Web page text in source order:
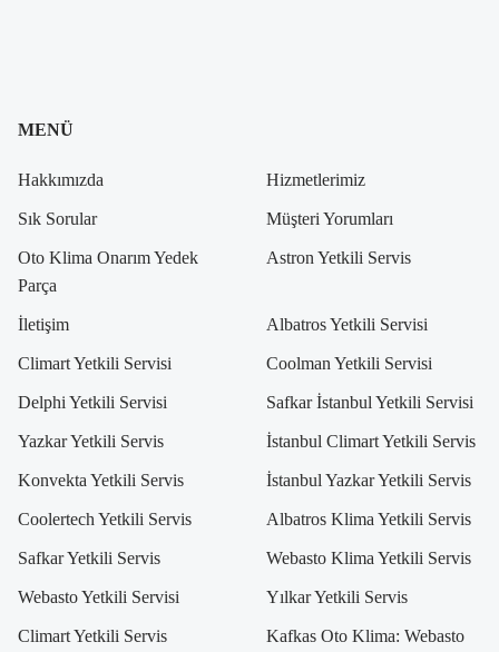
MENÜ
Hakkımızda Hizmetlerimiz
Sık Sorular Müşteri Yorumları
Oto Klima Onarım Yedek
Parça
Astron Yetkili Servis
İletişim Albatros Yetkili Servisi
Climart Yetkili Servisi Coolman Yetkili Servisi
Delphi Yetkili Servisi Safkar İstanbul Yetkili Servisi
Yazkar Yetkili Servis İstanbul Climart Yetkili Servis
Konvekta Yetkili Servis İstanbul Yazkar Yetkili Servis
Coolertech Yetkili Servis Albatros Klima Yetkili Servis
Safkar Yetkili Servis Webasto Klima Yetkili Servis
Webasto Yetkili Servisi Yılkar Yetkili Servis
Climart Yetkili Servis
Kafkas Oto Klima: Webasto